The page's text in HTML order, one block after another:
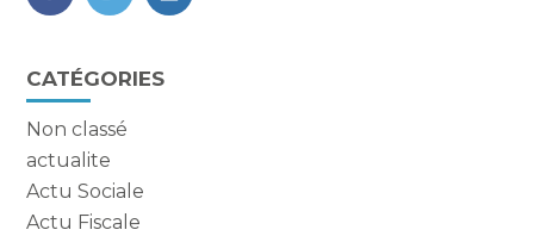
FaceBook
TwitterLinkedIn
Blog
sidebar
CATÉGORIES
Non classé
actualite
Actu Sociale
Actu Fiscale